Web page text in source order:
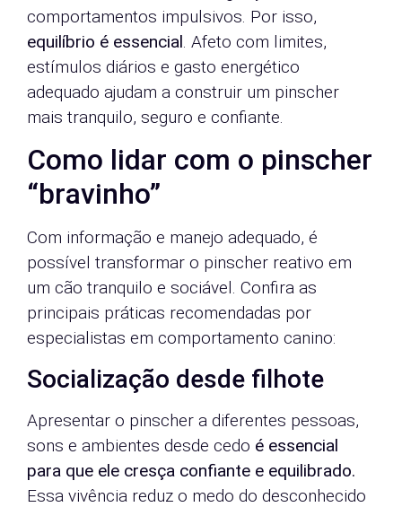
comportamentos impulsivos. Por isso,
equilíbrio é essencial. Afeto com limites,
estímulos diários e gasto energético
adequado ajudam a construir um pinscher
mais tranquilo, seguro e confiante.
Como lidar com o pinscher
“bravinho”
Com informação e manejo adequado, é
possível transformar o pinscher reativo em
um cão tranquilo e sociável. Confira as
principais práticas recomendadas por
especialistas em comportamento canino:
Socialização desde filhote
Apresentar o pinscher a diferentes pessoas,
sons e ambientes desde cedo é essencial
para que ele cresça confiante e equilibrado.
Essa vivência reduz o medo do desconhecido